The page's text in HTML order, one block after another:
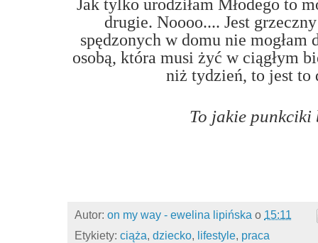
Jak tylko urodziłam Młodego to
drugie. Noooo.... Jest
spędzonych w domu nie mogłam
osobą, która musi żyć w ciągłym
niż tydzień, to jest to
To jakie punkciki
Autor: on my way - ewelina lipińska o 15:11
Etykiety: ciąża, dziecko, lifestyle, praca